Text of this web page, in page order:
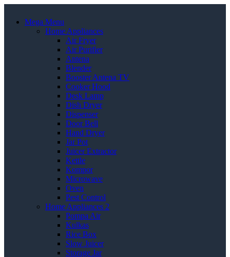
Mega Menu
Home Appliances
Air Fryer
Air Purifier
Antena
Blender
Booster Antena TV
Cooker Hood
Desk Lamp
Dish Dryer
Dispenser
Door Bell
Hand Dryer
Jar Pot
Juicer Extractor
Kettle
Kompor
Microwave
Oven
Pest Control
Home Appliances 2
Pompa Air
Kulkas
Rice Box
Slow Juicer
Storage Jar